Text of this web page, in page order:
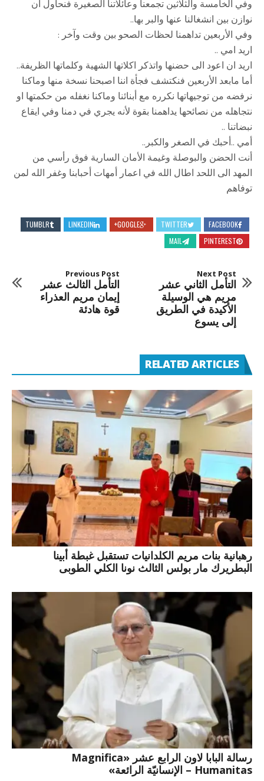
وفي الخامسة والثلاثين تجمعنا وعائلاتنا الصغيرة فنحاول ان
نوازن بين انشغالنا عنها والبر بها..
وفي الأربعين تداهمنا لحظات الصحو بين وقت وآخر :
اريد امي ..
اريد ان اعود الى حضنها واتذكر اكلاتها الشهية وكلماتها الظريفة..
أما مابعد الأربعين فنكتشف فجأة اننا اصبحنا نسخة منها وماكنا
نرفضه من توجيهاتها نكرره مع أبنائنا وماكنا نغفله من حكمتها او
نتجاهله من نصائحها يداهمنا بقوة لأنه يجري في دمنا وفي ايقاع
نبضاتنا ..
أمي ..أحبك في الصغر والكبر..
أنت الحضن والبوصلة وغيمة الأمان السارية فوق رأسي من
المهد الى اللحد اطال الله في اعمار أمهات أحبابنا وغفر الله لمن
توفاهم
FACEBOOK
TWITTER
GOOGLE+
LINKEDIN
TUMBLR
PINTEREST
MAIL
Previous Post
التأمل الثالث عشر
إيمان مريم العذراء
قوة هادئة
Next Post
التأمل الثاني عشر
مريم هي الوسيلة
الأكيدة في الطريق
إلى يسوع
RELATED ARTICLES
رهبانية بنات مريم الكلدانيات تستقبل غبطة أبينا
البطريرك مار بولس الثالث نونا الكلي الطوبى
رسالة البابا لاون الرابع عشر «Magnifica
Humanitas – الإنسانيّة الرائعة»